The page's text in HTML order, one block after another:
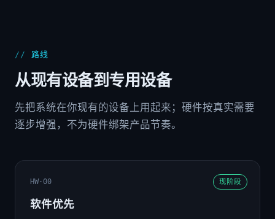
路线
从现有设备到专用设备
先把系统在你现有的设备上用起来；硬件按真实需要
逐步增强，不为硬件绑架产品节奏。
现阶段
HW·00
软件优先